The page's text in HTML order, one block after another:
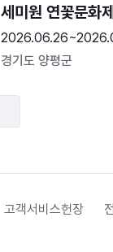
세미원 연꽃문화제
경기도 양평군
고객서비스헌장